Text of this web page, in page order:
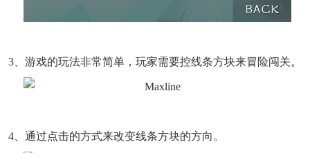
3、游戏的玩法非常简单，玩家需要控线条方块来冒险闯关。
4、通过点击的方式来改变线条方块的方向。